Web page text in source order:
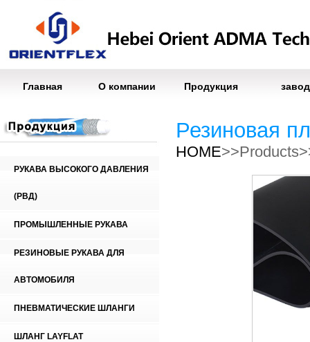
Главная О компании Продукция завод
РУКАВА ВЫСОКОГО ДАВЛЕНИЯ
(РВД)
ПРОМЫШЛЕННЫЕ РУКАВА
РЕЗИНОВЫЕ РУКАВА ДЛЯ
АВТОМОБИЛЯ
ПНЕВМАТИЧЕСКИЕ ШЛАНГИ
ШЛАНГ LAYFLAT
Резиновая
HOME